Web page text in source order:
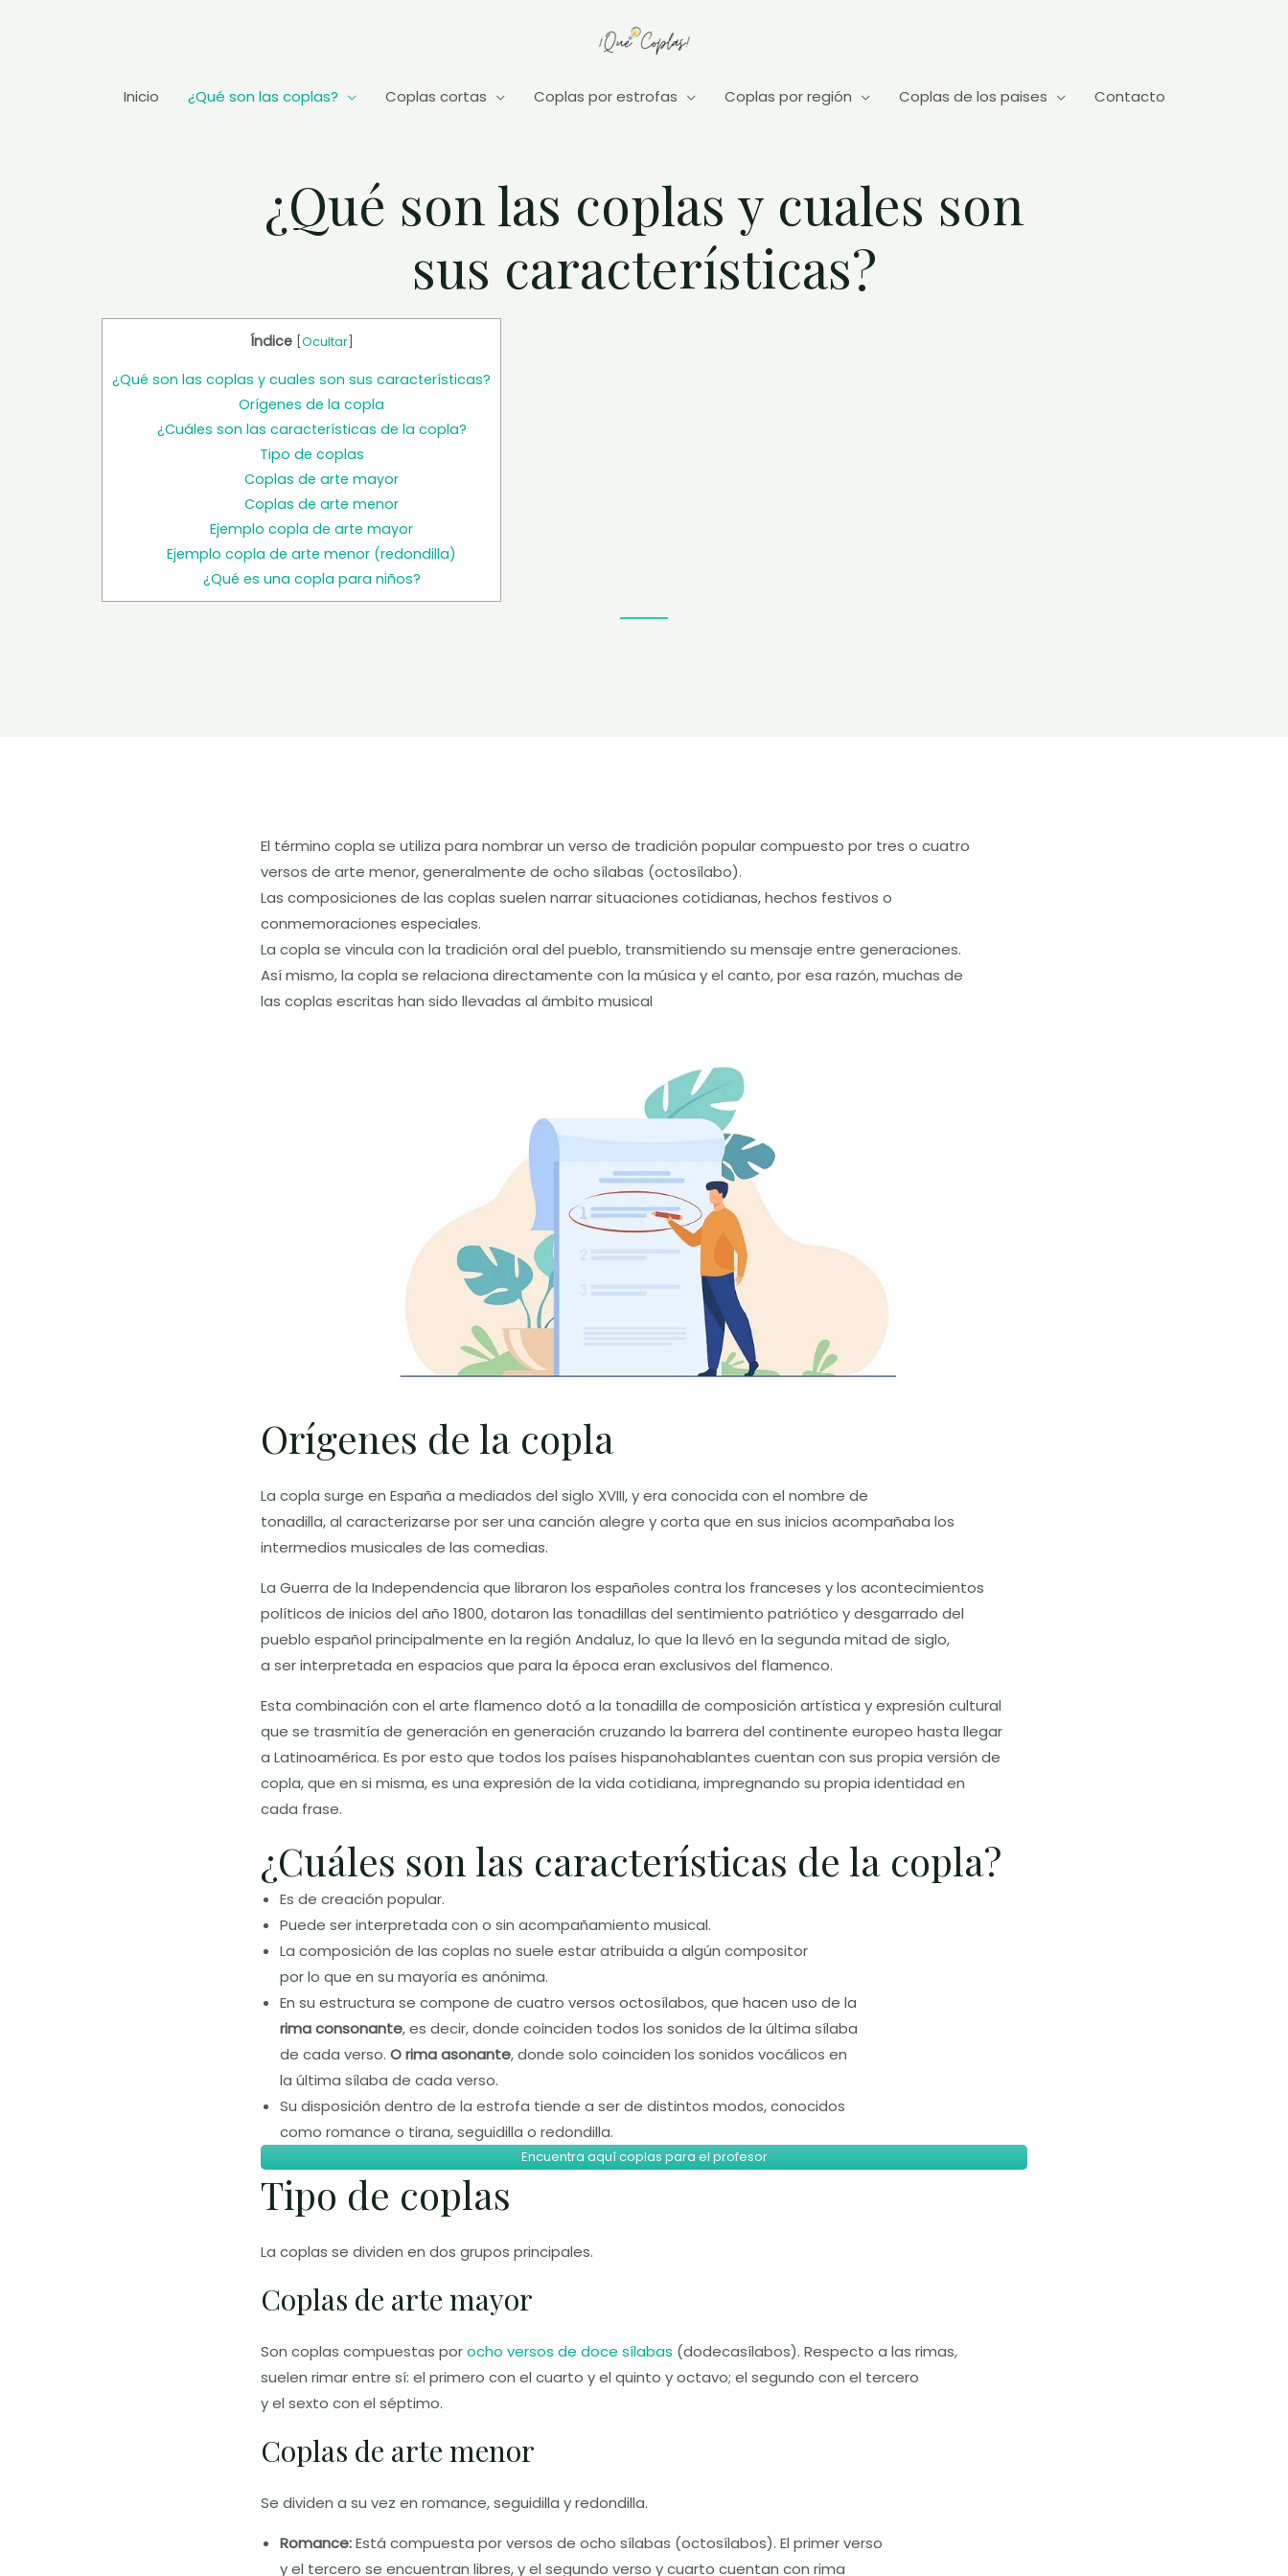
Inicio
¿Qué son las coplas? Coplas cortas Coplas por estrofas Coplas por región Coplas de los paises Contacto
¿Qué son las coplas y cuales son
sus características?
Índice Ocultar]
¿Qué son las coplas y cuales son sus características?
Orígenes de la copla
¿Cuáles son las características de la copla?
Tipo de coplas
Coplas de arte mayor
Coplas de arte menor
Ejemplo copla de arte mayor
Ejemplo copla de arte menor (redondilla)
¿Qué es una copla para niños?
El término copla se utiliza para nombrar un verso de tradición popular compuesto por tres o cuatro
versos de arte menor, generalmente de ocho sílabas (octosílabo).
Las composiciones de las coplas suelen narrar situaciones cotidianas, hechos festivos o
conmemoraciones especiales.
La copla se vincula con la tradición oral del pueblo, transmitiendo su mensaje entre generaciones.
Así mismo, la copla se relaciona directamente con la música y el canto, por esa razón, muchas de
las coplas escritas han sido llevadas al ámbito musical
Orígenes de la copla
La copla surge en España a mediados del siglo XVIII, y era conocida con el nombre de
tonadilla, al caracterizarse por ser una canción alegre y corta que en sus inicios acompañaba los
intermedios musicales de las comedias.
La Guerra de la Independencia que libraron los españoles contra los franceses y los acontecimientos
políticos de inicios del año 1800, dotaron las tonadillas del sentimiento patriótico y desgarrado del
pueblo español principalmente en la región Andaluz, lo que la llevó en la segunda mitad de siglo,
a ser interpretada en espacios que para la época eran exclusivos del flamenco.
Esta combinación con el arte flamenco dotó a la tonadilla de composición artística y expresión cultural
que se trasmitía de generación en generación cruzando la barrera del continente europeo hasta llegar
a Latinoamérica. Es por esto que todos los países hispanohablantes cuentan con sus propia versión de
copla, que en si misma, es una expresión de la vida cotidiana, impregnando su propia identidad en
cada frase.
¿Cuáles son las características de la copla?
Es de creación popular.
Puede ser interpretada con o sin acompañamiento musical.
La composición de las coplas no suele estar atribuida a algún compositor
por lo que en su mayoría es anónima.
En su estructura se compone de cuatro versos octosílabos, que hacen uso de la
rima consonante, es decir, donde coinciden todos los sonidos de la última sílaba
de cada verso. O rima asonante, donde solo coinciden los sonidos vocálicos en
la última sílaba de cada verso.
Su disposición dentro de la estrofa tiende a ser de distintos modos, conocidos
como romance o tirana, seguidilla o redondilla.
Encuentra aquí coplas para el profesor
Tipo de coplas
La coplas se dividen en dos grupos principales.
Coplas de arte mayor
Son coplas compuestas porocho versos de doce sílabas (dodecasílabos). Respecto a las rimas,
suelen rimar entre sí: el primero con el cuarto y el quinto y octavo; el segundo con el tercero
y el sexto con el séptimo.
Coplas de arte menor
Se dividen a su vez en romance, seguidilla y redondilla.
Romance:Está compuesta por versos de ocho sílabas (octosílabos). El primer verso
y el tercero se encuentran libres, y el segundo verso y cuarto cuentan con rima